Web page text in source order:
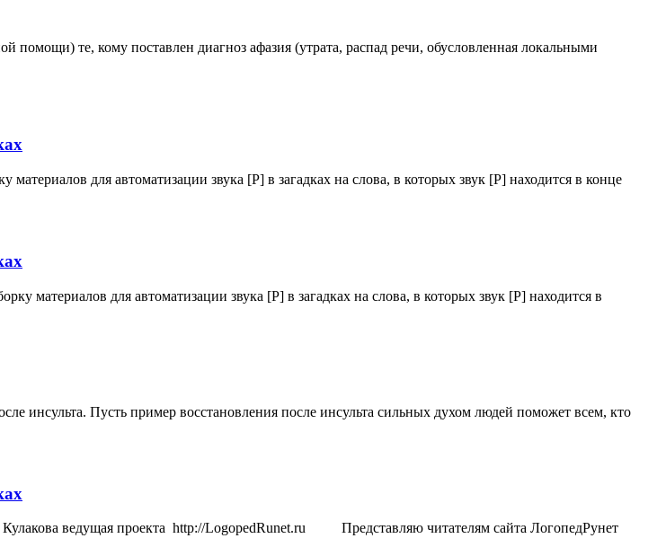
те, кому поставлен диагноз афазия (утрата, распад речи, обусловленная локальными
для автоматизации звука [Р] в загадках на слова, в которых звук [Р] находится в конце
материалов для автоматизации звука [Р] в загадках на слова, в которых звук [Р] находится в
инсульта. Пусть пример восстановления после инсульта сильных духом людей поможет всем, кто
Кулакова ведущая проекта http://LogopedRunet.ru Представляю читателям сайта ЛогопедРунет